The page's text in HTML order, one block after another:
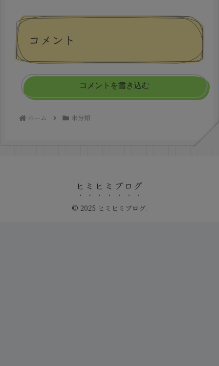
コメント
コメントを書き込む
ホーム 未分類
ヒミヒミブログ
© 2025 ヒミヒミブログ.